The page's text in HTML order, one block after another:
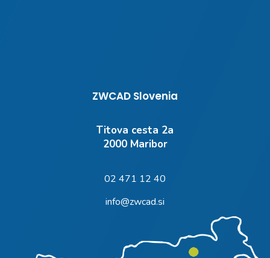
ZWCAD Slovenia
Titova cesta 2a
2000 Maribor
02 471 12 40
info@zwcad.si